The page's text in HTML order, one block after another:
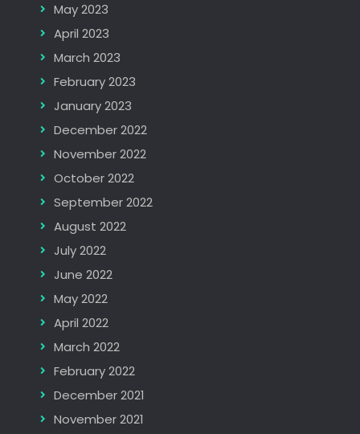
May 2023
April 2023
March 2023
February 2023
January 2023
December 2022
November 2022
October 2022
September 2022
August 2022
July 2022
June 2022
May 2022
April 2022
March 2022
February 2022
December 2021
November 2021